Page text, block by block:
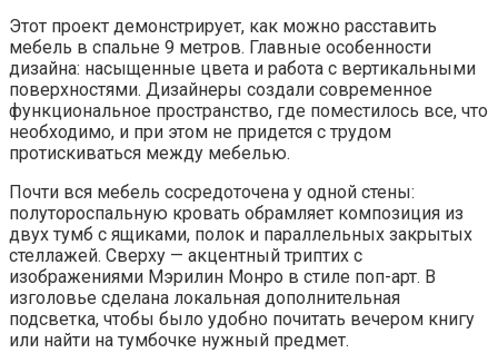
Этот проект демонстрирует, как можно расставить
мебель в спальне 9 метров. Главные особенности
дизайна: насыщенные цвета и работа с вертикальными
поверхностями. Дизайнеры создали современное
функциональное пространство, где поместилось все, что
необходимо, и при этом не придется с трудом
протискиваться между мебелью.
Почти вся мебель сосредоточена у одной стены:
полутороспальную кровать обрамляет композиция из
двух тумб с ящиками, полок и параллельных закрытых
стеллажей. Сверху — акцентный триптих с
изображениями Мэрилин Монро в стиле поп-арт. В
изголовье сделана локальная дополнительная
подсветка, чтобы было удобно почитать вечером книгу
или найти на тумбочке нужный предмет.